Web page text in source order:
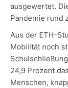
ausgewertet.
Pandemie rund
Aus der ETH-
Mobilität noch
24,9 Prozent
Menschen,